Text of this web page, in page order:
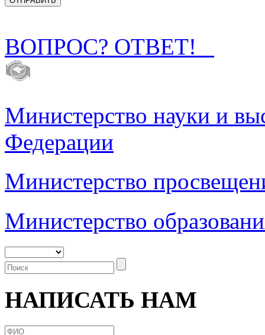
ВОПРОС? ОТВЕТ!
Министерство науки и
Федерации
Министерство
Министерство
НАПИСАТЬ НАМ